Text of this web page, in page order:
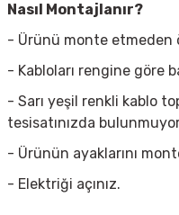
Nasıl Montajlanır?
- Ürünü monte etmeden
- Kabloları rengine göre
- Sarı yeşil renkli kablo
tesisatınızda
- Ürünün ayaklarını
- Elektriği açınız.